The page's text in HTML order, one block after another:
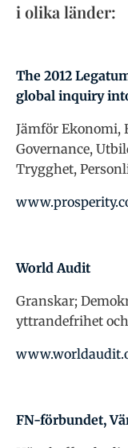
i olika länder:
The 2012
global inquiry
Jämför Ekonomi,
Governance,
Trygghet,
World Audit
Granskar;
yttrandefrihet
FN-förbundet,